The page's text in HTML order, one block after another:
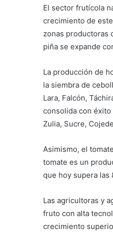
El sector frutícola
crecimiento de
zonas productoras
piña se expande
La producción de
la siembra de
Lara, Falcón,
consolida con éxito
Zulia, Sucre,
Asimismo, el
tomate es un
que hoy supera las
Las agricultoras y
fruto con alta
crecimiento